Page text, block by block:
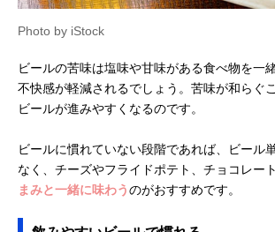
Photo by iStock
ビールの苦味は塩味や甘味がある食べ物を一
不快感が軽減されるでしょう。苦味が和らぐ
ビールが進みやすくなるのです。
ビールに慣れていない段階であれば、ビール
なく、チーズやフライドポテト、チョコレー
まみと一緒に味わうのがおすすめです。